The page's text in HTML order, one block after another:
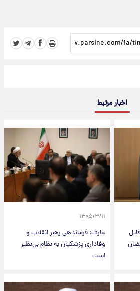
اخبار مرتبط
۱۴۰۵/۳/۱۱
عارف: فرماندهی رهبر انقلاب و
وفاداری پزشکیان به نظام بی‌نظیر
است